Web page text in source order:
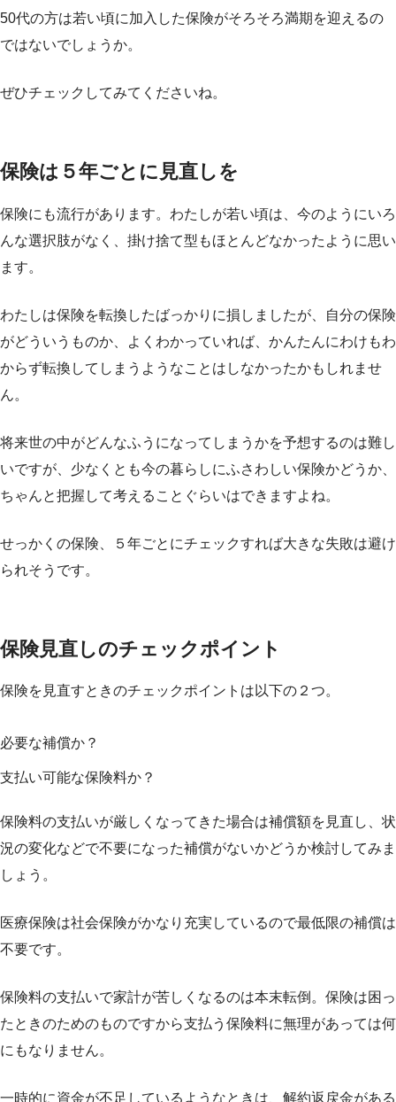
50代の方は若い頃に加入した保険がそろそろ満期を迎えるの
ではないでしょうか。
ぜひチェックしてみてくださいね。
保険は５年ごとに見直しを
保険にも流行があります。わたしが若い頃は、今のようにいろ
んな選択肢がなく、掛け捨て型もほとんどなかったように思い
ます。
わたしは保険を転換したばっかりに損しましたが、自分の保険
がどういうものか、よくわかっていれば、かんたんにわけもわ
からず転換してしまうようなことはしなかったかもしれませ
ん。
将来世の中がどんなふうになってしまうかを予想するのは難し
いですが、少なくとも今の暮らしにふさわしい保険かどうか、
ちゃんと把握して考えることぐらいはできますよね。
せっかくの保険、５年ごとにチェックすれば大きな失敗は避け
られそうです。
保険見直しのチェックポイント
保険を見直すときのチェックポイントは以下の２つ。
必要な補償か？
支払い可能な保険料か？
保険料の支払いが厳しくなってきた場合は補償額を見直し、状
況の変化などで不要になった補償がないかどうか検討してみま
しょう。
医療保険は社会保険がかなり充実しているので最低限の補償は
不要です。
保険料の支払いで家計が苦しくなるのは本末転倒。保険は困っ
たときのためのものですから支払う保険料に無理があっては何
にもなりません。
一時的に資金が不足しているようなときは、解約返戻金がある